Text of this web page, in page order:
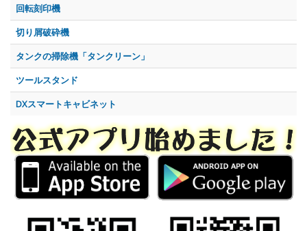
回転刻印機
切り屑破砕機
タンクの掃除機「タンクリーン」
ツールスタンド
DXスマートキャビネット